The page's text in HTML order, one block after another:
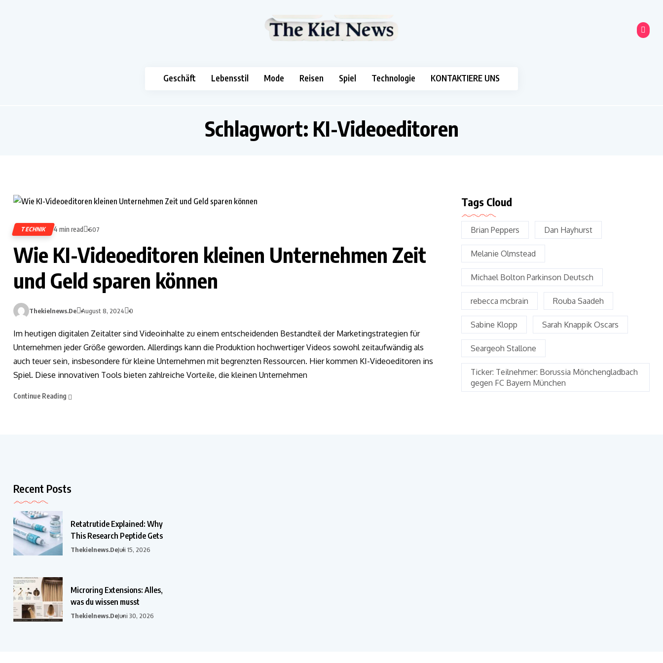
Geschäft Lebensstil Mode Reisen Spiel Technologie KONTAKTIERE UNS
Schlagwort: KI-Videoeditoren
TECHNIK 4 min read 607
Wie KI-Videoeditoren kleinen Unternehmen Zeit
und Geld sparen können
Thekielnews.de August 8, 2024 0
Im heutigen digitalen Zeitalter sind Videoinhalte zu einem entscheidenden Bestandteil der Marketingstrategien für
Unternehmen jeder Größe geworden. Allerdings kann die Produktion hochwertiger Videos sowohl zeitaufwändig als
auch teuer sein, insbesondere für kleine Unternehmen mit begrenzten Ressourcen. Hier kommen KI-Videoeditoren ins
Spiel. Diese innovativen Tools bieten zahlreiche Vorteile, die kleinen Unternehmen
Continue Reading
Tags Cloud
Brian Peppers Dan Hayhurst
Melanie Olmstead
Michael Bolton Parkinson Deutsch
rebecca mcbrain Rouba Saadeh
Sabine Klopp Sarah Knappik Oscars
Seargeoh Stallone
Ticker: Teilnehmer: Borussia Mönchengladbach
gegen FC Bayern München
Recent Posts
Retatrutide Explained: Why
This Research Peptide Gets
Thekielnews.deJuli 15, 2026
Microring Extensions: Alles,
was du wissen musst
Thekielnews.deJuni 30, 2026